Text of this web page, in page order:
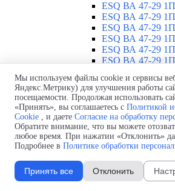
ESQ ВА 47-29
ESQ ВА 47-29
ESQ ВА 47-29
ESQ ВА 47-29
ESQ ВА 47-29
ESQ ВА 47-29
ESQ ВА 47-29
ESQ ВА 47-29
ESQ ВА 47-29
ESQ ВА 47-29
ESQ ВА 47-29
ESQ ВА 47-29
ESQ ВА 47-29
ESQ ВА 47-29
ESQ ВА 47-29
ESQ ВА 47-29
Мы используем файлы cookie и сервисы
Яндекс.Метрику) для улучшения работы
посещаемости. Продолжая использовать
«Принять», вы соглашаетесь с Политикой
Cookie , и даете Согласие на обработку
Обратите внимание, что вы можете
любое время. При нажатии «Отклонить»
Подробнее в Политике обработки
Принять все Отклонить